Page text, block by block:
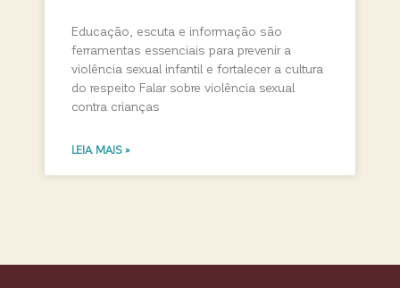
Educação, escuta e informação são
ferramentas essenciais para prevenir a
violência sexual infantil e fortalecer a cultura
do respeito Falar sobre violência sexual
contra crianças
LEIA MAIS »